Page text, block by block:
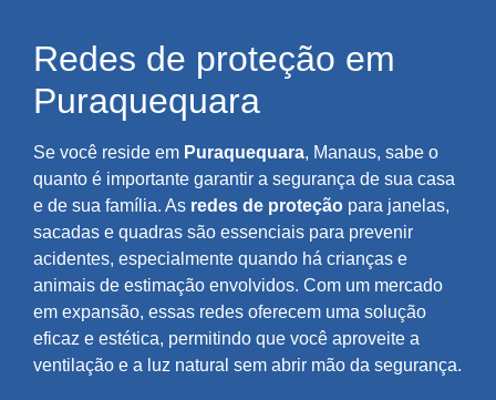
Redes de proteção em
Puraquequara
Se você reside em Puraquequara, Manaus, sabe o
quanto é importante garantir a segurança de sua casa
e de sua família. As redes de proteção para janelas,
sacadas e quadras são essenciais para prevenir
acidentes, especialmente quando há crianças e
animais de estimação envolvidos. Com um mercado
em expansão, essas redes oferecem uma solução
eficaz e estética, permitindo que você aproveite a
ventilação e a luz natural sem abrir mão da segurança.